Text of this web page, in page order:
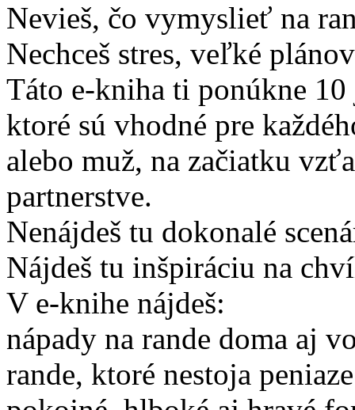
Nevieš, čo vymyslieť na
Nechceš stres, veľké
Táto e-kniha ti ponúkne 10
ktoré sú vhodné pre
alebo muž, na začiatku
partnerstve.
Nenájdeš tu dokonalé
Nájdeš tu inšpiráciu na
V e-knihe nájdeš:
nápady na rande doma aj
rande, ktoré nestoja peniaze